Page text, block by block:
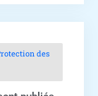
des